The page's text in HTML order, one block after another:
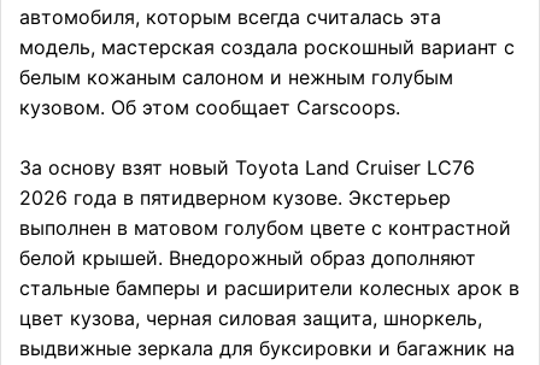
автомобиля, которым всегда считалась эта
модель, мастерская создала роскошный вариант с
белым кожаным салоном и нежным голубым
кузовом. Об этом сообщает Carscoops.
За основу взят новый Toyota Land Cruiser LC76
2026 года в пятидверном кузове. Экстерьер
выполнен в матовом голубом цвете с контрастной
белой крышей. Внедорожный образ дополняют
стальные бамперы и расширители колесных арок в
цвет кузова, черная силовая защита, шноркель,
выдвижные зеркала для буксировки и багажник на